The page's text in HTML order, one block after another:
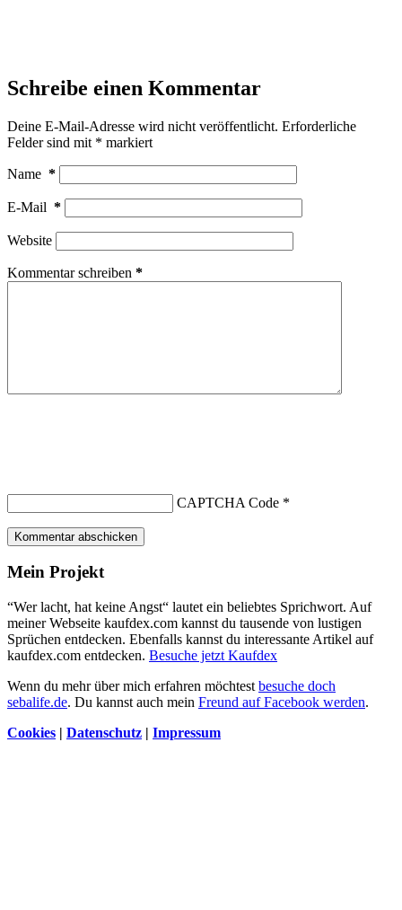
Schreibe einen Kommentar
Deine E-Mail-Adresse wird nicht veröffentlicht. Erforderliche
Felder sind mit * markiert
Name *
E-Mail *
Website
Kommentar schreiben *
CAPTCHA Code *
Kommentar abschicken
Mein Projekt
“Wer lacht, hat keine Angst“ lautet ein beliebtes Sprichwort. Auf
meiner Webseite kaufdex.com kannst du tausende von lustigen
Sprüchen entdecken. Ebenfalls kannst du interessante Artikel auf
kaufdex.com entdecken. Besuche jetzt Kaufdex
Wenn du mehr über mich erfahren möchtest besuche doch
sebalife.de. Du kannst auch mein Freund auf Facebook werden.
Cookies | Datenschutz | Impressum